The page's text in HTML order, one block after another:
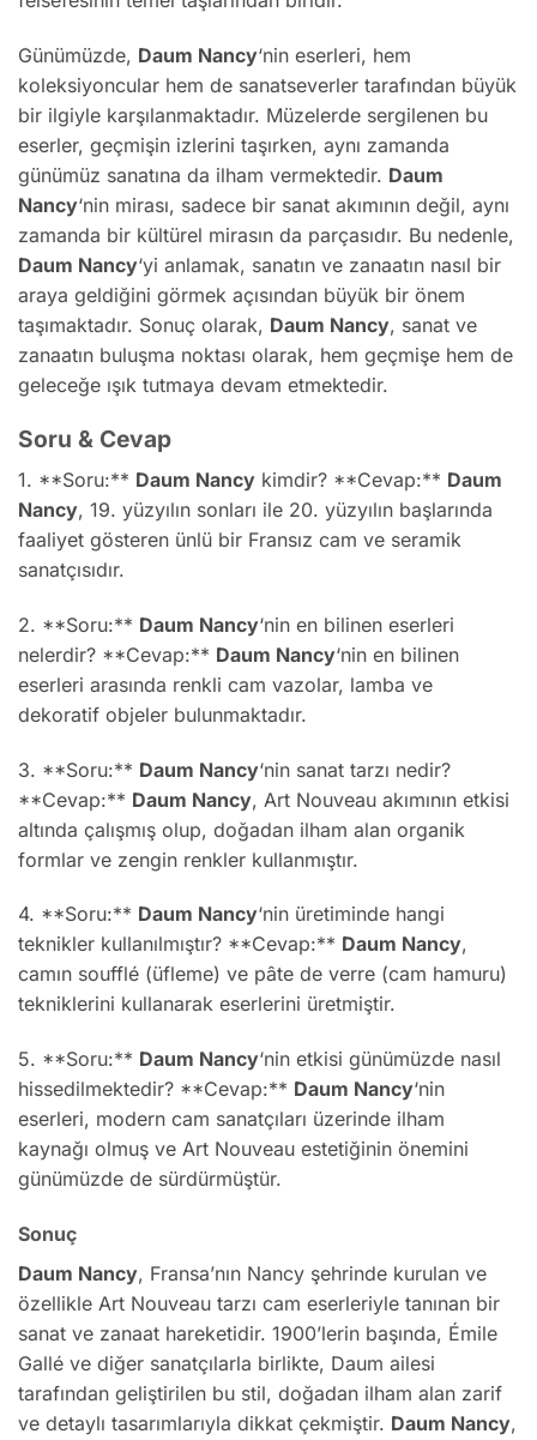
Günümüzde, Daum Nancy‘nin eserleri, hem
koleksiyoncular hem de sanatseverler tarafından büyük
bir ilgiyle karşılanmaktadır. Müzelerde sergilenen bu
eserler, geçmişin izlerini taşırken, aynı zamanda
günümüz sanatına da ilham vermektedir. Daum
Nancy‘nin mirası, sadece bir sanat akımının değil, aynı
zamanda bir kültürel mirasın da parçasıdır. Bu nedenle,
Daum Nancy‘yi anlamak, sanatın ve zanaatın nasıl bir
araya geldiğini görmek açısından büyük bir önem
taşımaktadır. Sonuç olarak, Daum Nancy, sanat ve
zanaatın buluşma noktası olarak, hem geçmişe hem de
geleceğe ışık tutmaya devam etmektedir.
Soru & Cevap
1. **Soru:** Daum Nancy kimdir? **Cevap:** Daum
Nancy, 19. yüzyılın sonları ile 20. yüzyılın başlarında
faaliyet gösteren ünlü bir Fransız cam ve seramik
sanatçısıdır.
2. **Soru:** Daum Nancy‘nin en bilinen eserleri
nelerdir? **Cevap:** Daum Nancy‘nin en bilinen
eserleri arasında renkli cam vazolar, lamba ve
dekoratif objeler bulunmaktadır.
3. **Soru:** Daum Nancy‘nin sanat tarzı nedir?
**Cevap:** Daum Nancy, Art Nouveau akımının etkisi
altında çalışmış olup, doğadan ilham alan organik
formlar ve zengin renkler kullanmıştır.
4. **Soru:** Daum Nancy‘nin üretiminde hangi
teknikler kullanılmıştır? **Cevap:** Daum Nancy,
camın soufflé (üfleme) ve pâte de verre (cam hamuru)
tekniklerini kullanarak eserlerini üretmiştir.
5. **Soru:** Daum Nancy‘nin etkisi günümüzde nasıl
hissedilmektedir? **Cevap:** Daum Nancy‘nin
eserleri, modern cam sanatçıları üzerinde ilham
kaynağı olmuş ve Art Nouveau estetiğinin önemini
günümüzde de sürdürmüştür.
Sonuç
Daum Nancy, Fransa’nın Nancy şehrinde kurulan ve
özellikle Art Nouveau tarzı cam eserleriyle tanınan bir
sanat ve zanaat hareketidir. 1900’lerin başında, Émile
Gallé ve diğer sanatçılarla birlikte, Daum ailesi
tarafından geliştirilen bu stil, doğadan ilham alan zarif
ve detaylı tasarımlarıyla dikkat çekmiştir. Daum Nancy,